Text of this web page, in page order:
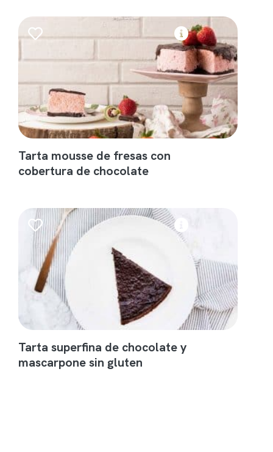
Tarta mousse de fresas con
cobertura de chocolate
Tarta superfina de chocolate y
mascarpone sin gluten